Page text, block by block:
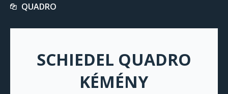
QUADRO
SCHIEDEL QUADRO
KÉMÉNY